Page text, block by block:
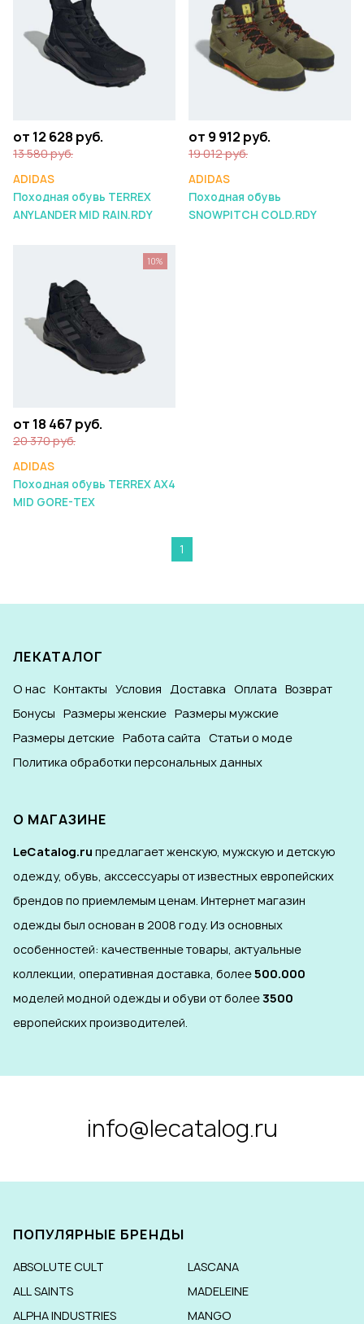
от 12 628 руб.
13 580 руб.
ADIDAS
Походная обувь TERREX
ANYLANDER MID RAIN.RDY
от 9 912 руб.
19 012 руб.
ADIDAS
Походная обувь
SNOWPITCH COLD.RDY
от 18 467 руб.
20 370 руб.
ADIDAS
Походная обувь TERREX AX4
MID GORE-TEX
10%
1
ЛЕКАТАЛОГ
О нас Контакты Условия Доставка Оплата Возврат
Бонусы Размеры женские Размеры мужские
Размеры детские Работа сайта Статьи о моде
Политика обработки персональных данных
О МАГАЗИНЕ
LeCatalog.ru предлагает женскую, мужскую и детскую
одежду, обувь, акссессуары от известных европейских
брендов по приемлемым ценам. Интернет магазин
одежды был основан в 2008 году. Из основных
особенностей: качественные товары, актуальные
коллекции, оперативная доставка, более500.000
моделей модной одежды и обуви от более3500
европейских производителей.
info@lecatalog.ru
ПОПУЛЯРНЫЕ БРЕНДЫ
ABSOLUTE CULT
ALL SAINTS
ALPHA INDUSTRIES
LASCANA
MADELEINE
MANGO